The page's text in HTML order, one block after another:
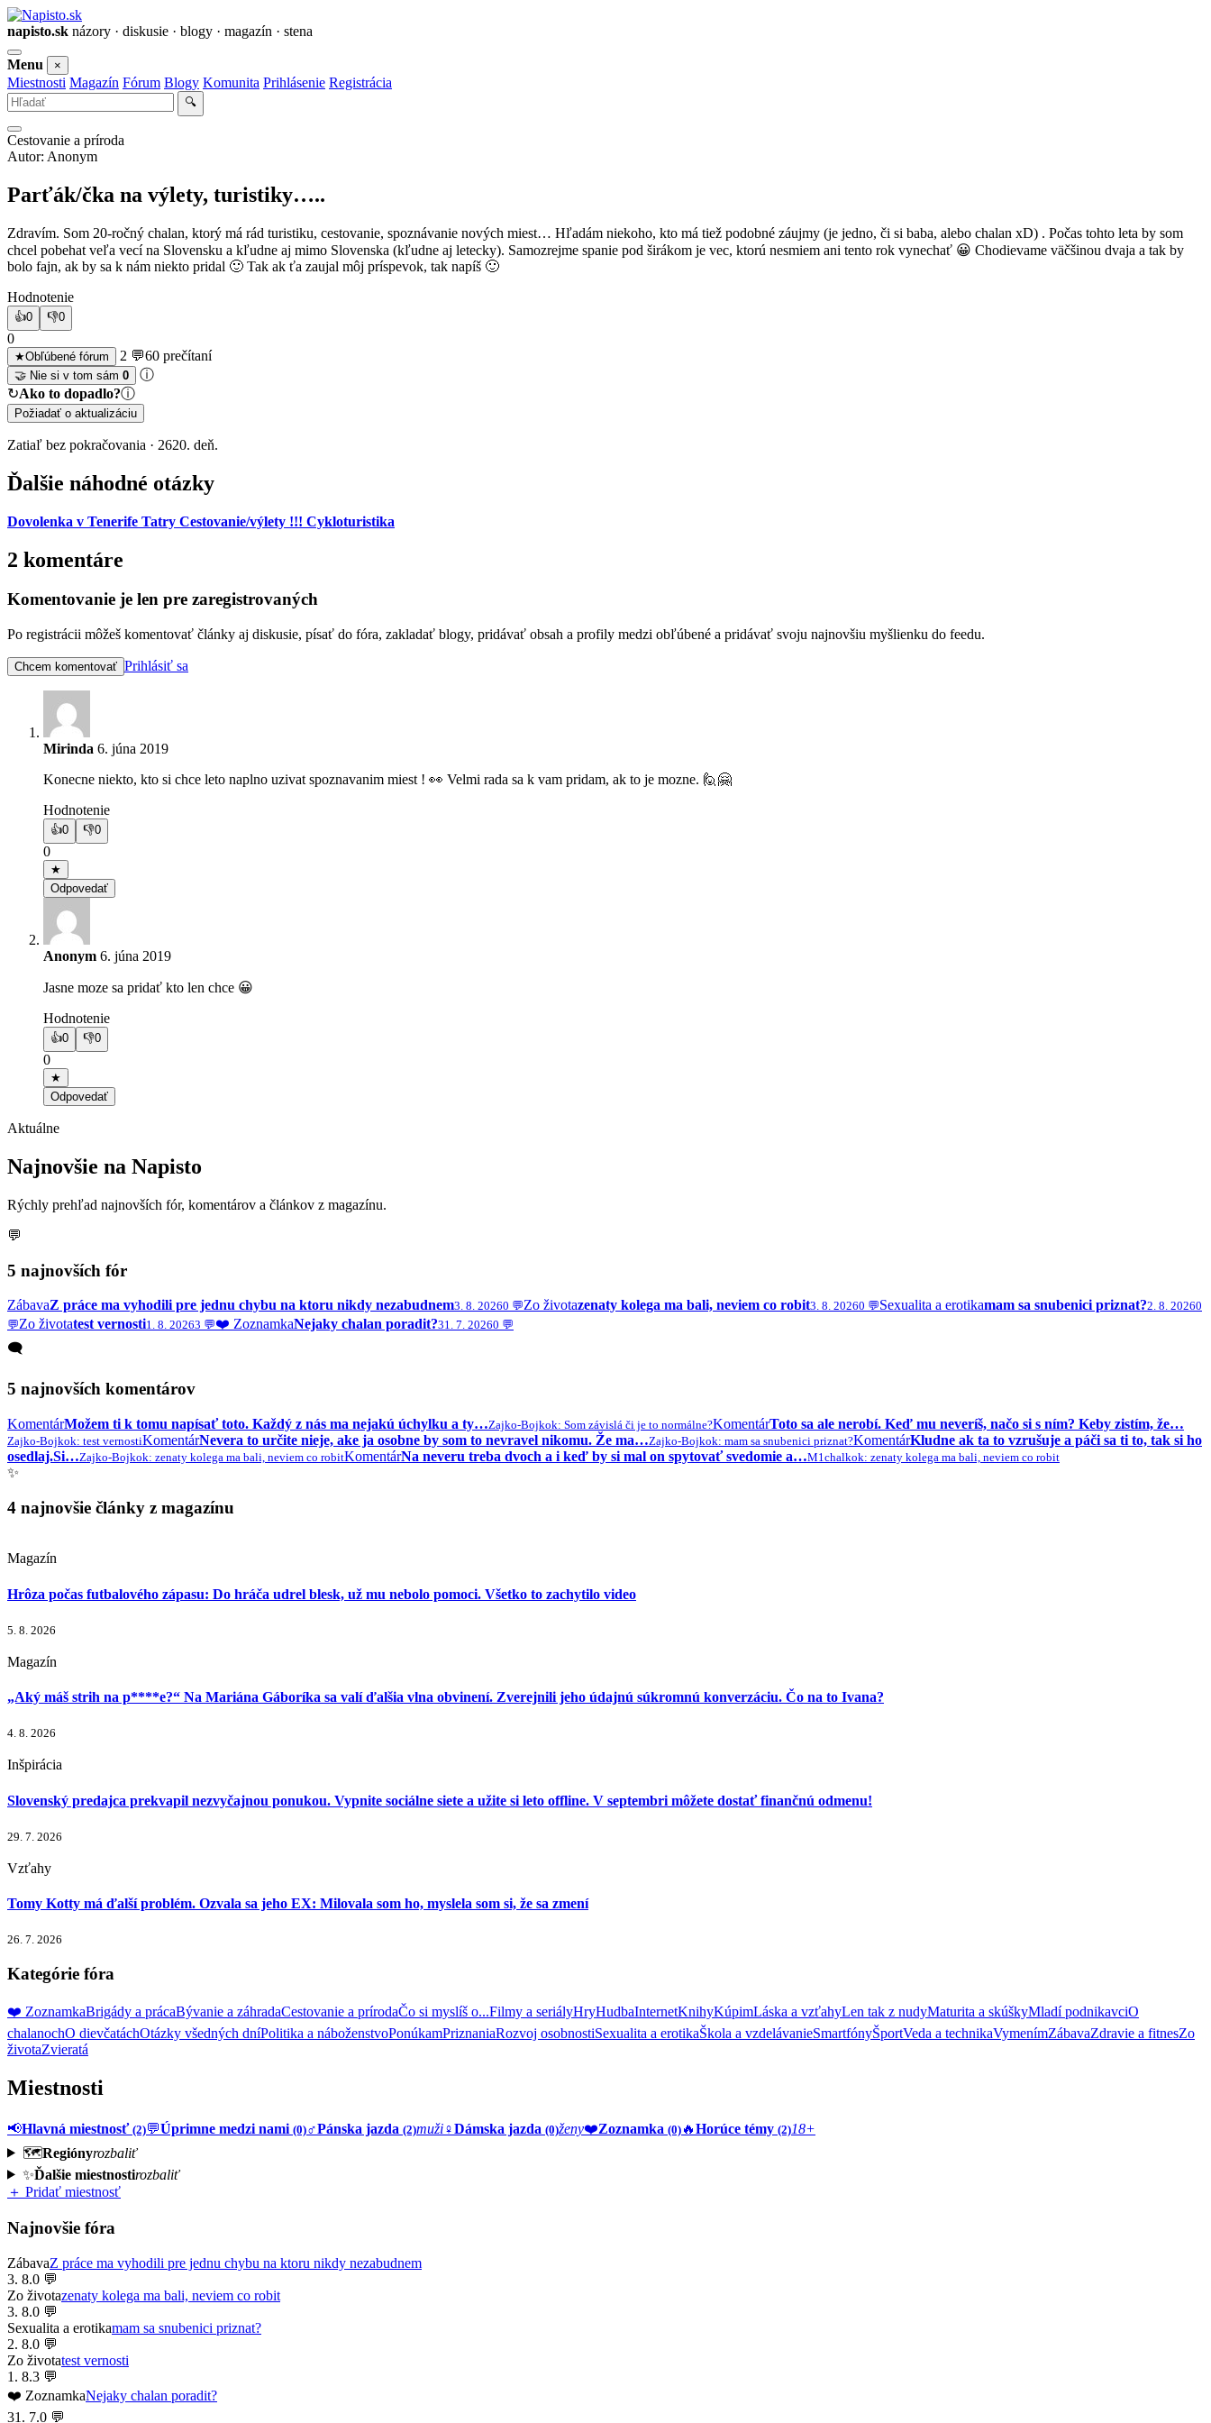
napisto.sk názory · diskusie · blogy · magazín · stena
Otvoriť
menu
Menu ×
Miestnosti Magazín Fórum Blogy Komunita Prihlásenie Registrácia
Vyhľadať
🔍
Cestovanie a príroda
Autor: Anonym
Parťák/čka na výlety, turistiky…..
Zdravím. Som 20-ročný chalan, ktorý má rád turistiku, cestovanie, spoznávanie nových miest… Hľadám niekoho, kto má tiež podobné záujmy (je jedno, či si baba, alebo chalan xD) . Počas tohto leta by som
chcel pobehat veľa vecí na Slovensku a kľudne aj mimo Slovenska (kľudne aj letecky). Samozrejme spanie pod širákom je vec, ktorú nesmiem ani tento rok vynechať 😀 Chodievame väčšinou dvaja a tak by
bolo fajn, ak by sa k nám niekto pridal 🙂 Tak ak ťa zaujal môj príspevok, tak napíš 🙂
Hodnotenie
👍0 👎0
0
★Obľúbené fórum 2 💬60 prečítaní
🤝 Nie si v tom sám 0
ⓘ
↻Ako to dopadlo?ⓘ
Požiadať o aktualizáciu
Zatiaľ bez pokračovania · 2620. deň.
Ďalšie náhodné otázky
Dovolenka v Tenerife Tatry Cestovanie/výlety !!! Cykloturistika
2 komentáre
Komentovanie je len pre zaregistrovaných
Po registrácii môžeš komentovať články aj diskusie, písať do fóra, zakladať blogy, pridávať obsah a profily medzi obľúbené a pridávať svoju najnovšiu myšlienku do feedu.
Chcem komentovať Prihlásiť sa
Mirinda 6. júna 2019
Konecne niekto, kto si chce leto naplno uzivat spoznavanim miest ! 👀 Velmi rada sa k vam pridam, ak to je mozne. 🙋🤗
Hodnotenie
👍0 👎0
0
★
Odpovedať
Anonym 6. júna 2019
Jasne moze sa pridať kto len chce 😀
Hodnotenie
👍0 👎0
0
★
Odpovedať
Aktuálne
Najnovšie na Napisto
Rýchly prehľad najnovších fór, komentárov a článkov z magazínu.
💬
5 najnovších fór
ZábavaZ práce ma vyhodili pre jednu chybu na ktoru nikdy nezabudnem3. 8. 20260 💬Zo životazenaty kolega ma bali, neviem co robit3. 8. 20260 💬Sexualita a erotikamam sa snubenici priznat?2. 8. 20260
💬Zo životatest vernosti1. 8. 20263 💬❤️ ZoznamkaNejaky chalan poradit?31. 7. 20260 💬
🗨️
5 najnovších komentárov
KomentárMožem ti k tomu napísať toto. Každý z nás ma nejakú úchylku a ty…Zajko-Bojkok: Som závislá či je to normálne?KomentárToto sa ale nerobí. Keď mu neveríš, načo si s ním? Keby zistím, že…
Zajko-Bojkok: test vernostiKomentárNevera to určite nieje, ake ja osobne by som to nevravel nikomu. Že ma…Zajko-Bojkok: mam sa snubenici priznat?KomentárKludne ak ta to vzrušuje a páči sa ti to, tak si ho
osedlaj.Si…Zajko-Bojkok: zenaty kolega ma bali, neviem co robitKomentárNa neveru treba dvoch a i keď by si mal on spytovať svedomie a…M1chalkok: zenaty kolega ma bali, neviem co robit
✨
4 najnovšie články z magazínu
Magazín
Hrôza počas futbalového zápasu: Do hráča udrel blesk, už mu nebolo pomoci. Všetko to zachytilo video
5. 8. 2026
Magazín
„Aký máš strih na p****e?“ Na Mariána Gáboríka sa valí ďalšia vlna obvinení. Zverejnili jeho údajnú súkromnú konverzáciu. Čo na to Ivana?
4. 8. 2026
Inšpirácia
Slovenský predajca prekvapil nezvyčajnou ponukou. Vypnite sociálne siete a užite si leto offline. V septembri môžete dostať finančnú odmenu!
29. 7. 2026
Vzťahy
Tomy Kotty má ďalší problém. Ozvala sa jeho EX: Milovala som ho, myslela som si, že sa zmení
26. 7. 2026
Kategórie fóra
❤️ ZoznamkaBrigády a prácaBývanie a záhradaCestovanie a prírodaČo si myslíš o...Filmy a seriályHryHudbaInternetKnihyKúpimLáska a vzťahyLen tak z nudyMaturita a skúškyMladí podnikavciO
chalanochO dievčatáchOtázky všedných dníPolitika a náboženstvoPonúkamPriznaniaRozvoj osobnostiSexualita a erotikaŠkola a vzdelávanieSmartfónyŠportVeda a technikaVymenímZábavaZdravie a fitnesZo
životaZvieratá
Miestnosti
📢Hlavná miestnosť (2)💬Úprimne medzi nami (0)♂️Pánska jazda (2)muži♀️Dámska jazda (0)ženy❤️Zoznamka (0) 🔥Horúce témy (2)18+
🗺️Regiónyrozbaliť
✨Ďalšie miestnostirozbaliť
＋ Pridať miestnosť
Najnovšie fóra
ZábavaZ práce ma vyhodili pre jednu chybu na ktoru nikdy nezabudnem
3. 8.0 💬
Zo životazenaty kolega ma bali, neviem co robit
3. 8.0 💬
Sexualita a erotikamam sa snubenici priznat?
2. 8.0 💬
Zo životatest vernosti
1. 8.3 💬
❤️ ZoznamkaNejaky chalan poradit?
31. 7.0 💬